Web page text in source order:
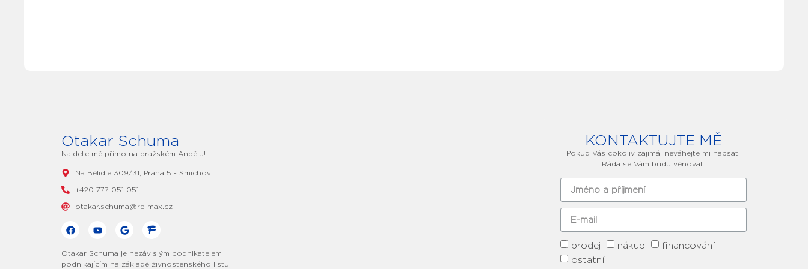
Otakar Schuma
Najdete mě přímo na pražském Andělu!
Na Bělidle 309/31, Praha 5 - Smíchov
+420 777 051 051
otakar.schuma@re-max.cz
Otakar Schuma je nezávislým podnikatelem
podnikajícím na základě živnostenského listu,
KONTAKTUJTE MĚ
Pokud Vás cokoliv zajímá, neváhejte mi napsat.
Ráda se Vám budu věnovat.
prodej nákup
financování
ostatní